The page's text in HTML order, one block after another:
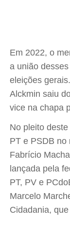
Em 2022, o
a união
eleições
Alckmin saiu
vice na chapa
No pleito
PT e PSDB no
Fabrício
lançada pela
PT, PV e
Marcelo
Cidadania,